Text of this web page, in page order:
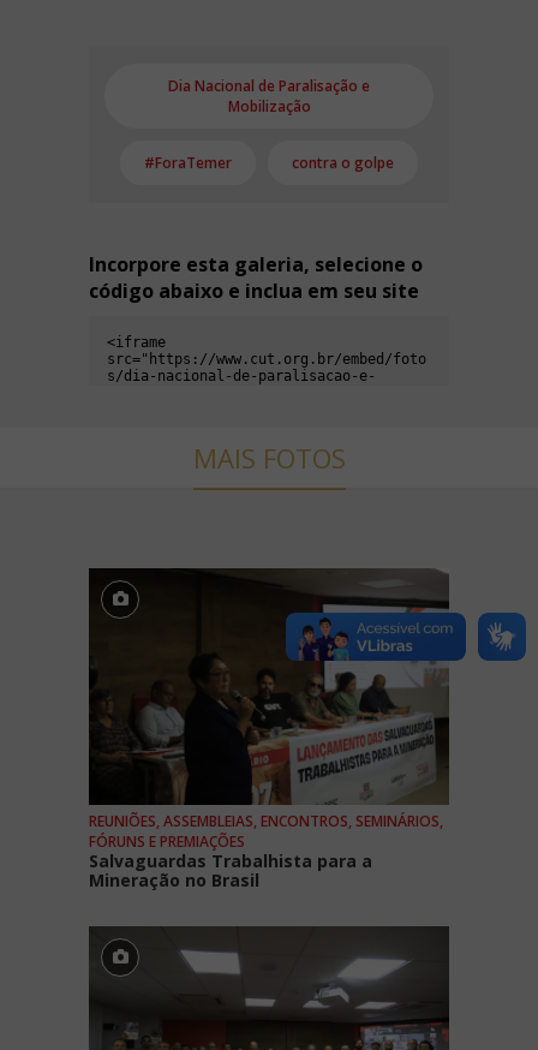
Dia Nacional de Paralisação e
Mobilização
#ForaTemer contra o golpe
Incorpore esta galeria, selecione o
código abaixo e inclua em seu site
MAIS FOTOS
REUNIÕES, ASSEMBLEIAS, ENCONTROS, SEMINÁRIOS,
FÓRUNS E PREMIAÇÕES
Salvaguardas Trabalhista para a
Mineração no Brasil